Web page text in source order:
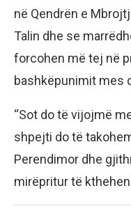
në Qendrën e
Talin dhe se
forcohen më tej në
bashkëpunimit mes
“Sot do të vijojmë
shpejti do të
Perendimor dhe
mirëpritur të